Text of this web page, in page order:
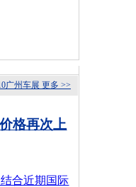
更多 >>
广州车展
格再次上
合近期国际